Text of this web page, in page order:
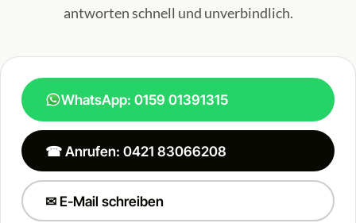
antworten schnell und unverbindlich.
WhatsApp: 0159 01391315
☎ Anrufen: 0421 83066208
✉ E-Mail schreiben